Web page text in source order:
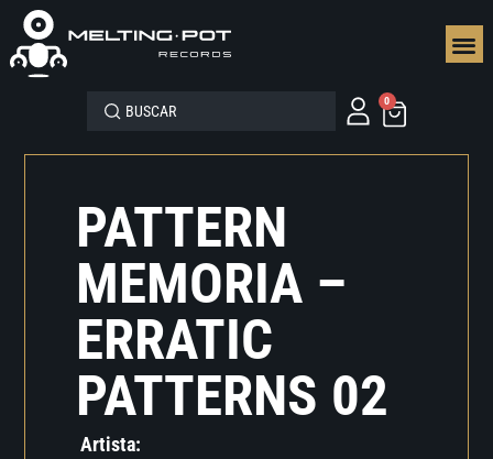
0
PATTERN
MEMORIA –
ERRATIC
PATTERNS 02
Artista: